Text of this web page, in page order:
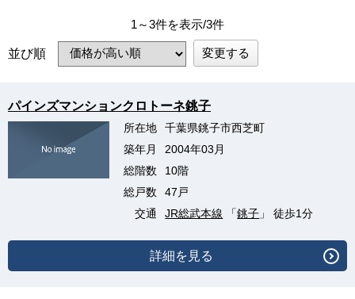
1～3件を表示/3件
並び順 変更する
パインズマンションクロトーネ銚子
所在地
千葉県銚子市西芝町
築年月
2004年03月
総階数
10階
総戸数
47戸
交通
JR総武本線 「銚子 」 徒歩1分
詳細を見る